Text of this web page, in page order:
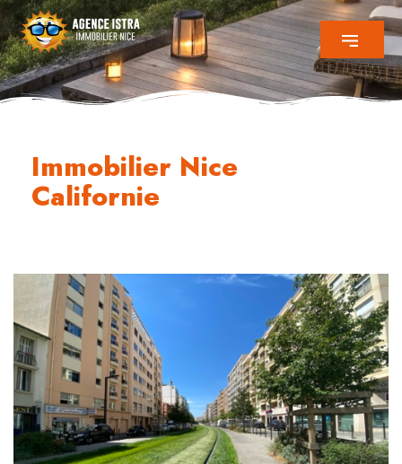
Immobilier Nice
Californie